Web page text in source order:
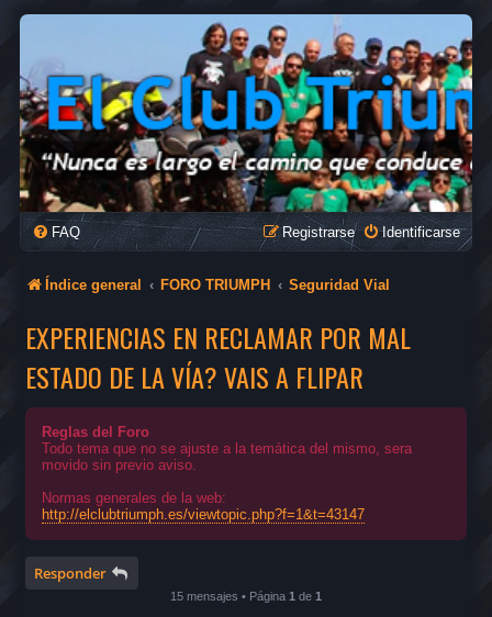
FAQ Identificarse
Registrarse
Índice general FORO TRIUMPH Seguridad Vial
EXPERIENCIAS EN RECLAMAR POR MAL
ESTADO DE LA VÍA? VAIS A FLIPAR
Reglas del Foro
Todo tema que no se ajuste a la temática del mismo, sera
movido sin previo aviso.
Normas generales de la web:
http://elclubtriumph.es/viewtopic.php?f=1&t=43147
Responder
15 mensajes • Página 1 de 1